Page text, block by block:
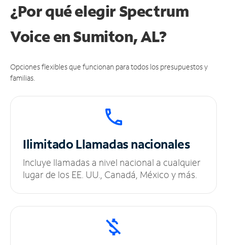
¿Por qué elegir Spectrum
Voice en Sumiton, AL?
Opciones flexibles que funcionan para todos los presupuestos y
familias.
IlimitadoLlamadas nacionales
Incluye llamadas a nivel nacional a cualquier
lugar de los EE. UU., Canadá, México y más.